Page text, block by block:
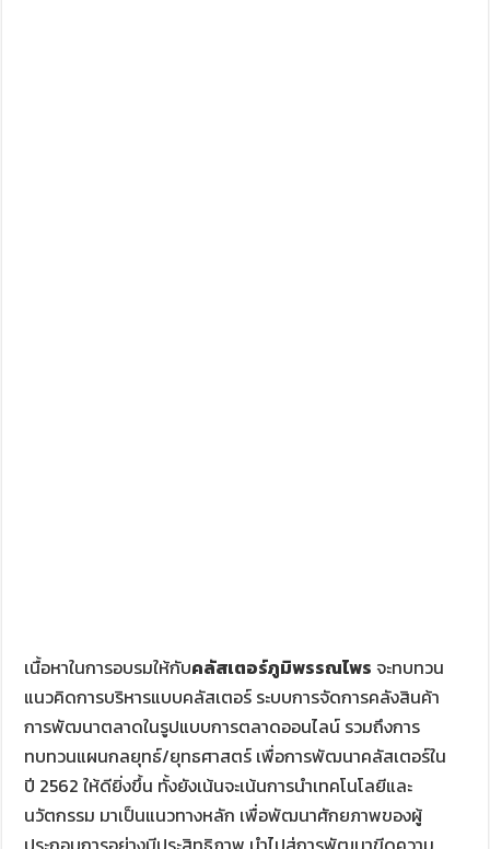
เนื้อหาในการอบรมให้กับคลัสเตอร์ภูมิพรรณไพร จะทบทวน
แนวคิดการบริหารแบบคลัสเตอร์ ระบบการจัดการคลังสินค้า
การพัฒนาตลาดในรูปแบบการตลาดออนไลน์ รวมถึงการ
ทบทวนแผนกลยุทธ์/ยุทธศาสตร์ เพื่อการพัฒนาคลัสเตอร์ใน
ปี 2562ให้ดียิ่งขึ้น ทั้งยังเน้นจะเน้นการนำเทคโนโลยีและ
นวัตกรรม มาเป็นแนวทางหลัก เพื่อพัฒนาศักยภาพของผู้